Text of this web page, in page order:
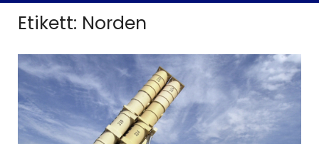
Etikett: Norden